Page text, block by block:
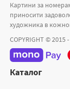
Картини за
приносити
художника в
COPYRIGHT © 2015
Каталог